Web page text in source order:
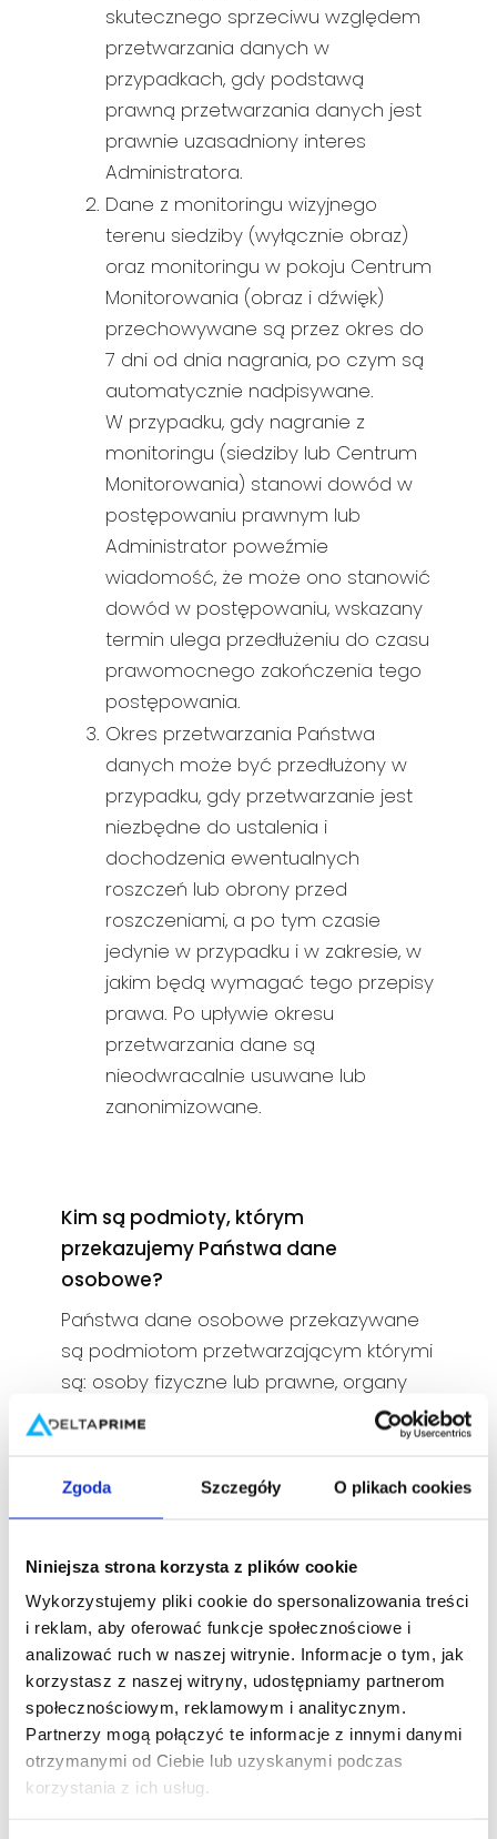
Zgoda Szczegóły O plikach cookies
Niniejsza strona korzysta z plików cookie
Wykorzystujemy pliki cookie do spersonalizowania treści
i reklam, aby oferować funkcje społecznościowe i
analizować ruch w naszej witrynie. Informacje o tym, jak
korzystasz z naszej witryny, udostępniamy partnerom
społecznościowym, reklamowym i analitycznym.
Partnerzy mogą połączyć te informacje z innymi danymi
otrzymanymi od Ciebie lub uzyskanymi podczas
korzystania z ich usług.
skutecznego sprzeciwu względem
przetwarzania danych w
przypadkach, gdy podstawą
prawną przetwarzania danych jest
prawnie uzasadniony interes
Administratora.
Dane z monitoringu wizyjnego
terenu siedziby (wyłącznie obraz)
oraz monitoringu w pokoju Centrum
Monitorowania (obraz i dźwięk)
przechowywane są przez okres do
7 dni od dnia nagrania, po czym są
automatycznie nadpisywane.
W przypadku, gdy nagranie z
monitoringu (siedziby lub Centrum
Monitorowania) stanowi dowód w
postępowaniu prawnym lub
Administrator poweźmie
wiadomość, że może ono stanowić
dowód w postępowaniu, wskazany
termin ulega przedłużeniu do czasu
prawomocnego zakończenia tego
postępowania.
Okres przetwarzania Państwa
danych może być przedłużony w
przypadku, gdy przetwarzanie jest
niezbędne do ustalenia i
dochodzenia ewentualnych
roszczeń lub obrony przed
roszczeniami, a po tym czasie
jedynie w przypadku i w zakresie, w
jakim będą wymagać tego przepisy
prawa. Po upływie okresu
przetwarzania dane są
nieodwracalnie usuwane lub
zanonimizowane.
Kim są podmioty, którym
przekazujemy Państwa dane
osobowe?
Państwa dane osobowe przekazywane
są podmiotom przetwarzającym którymi
są: osoby fizyczne lub prawne, organy
publiczne, jednostki lub inne podmioty,
imieniu Administratora. Podmiotami
przetwarzającymi Państwa dane
Organy władzy publicznej w
zakresie, w jakim są one uprawnione
do ich otrzymywania na podstawie
obowiązujących przepisów prawa,
Podmioty przetwarzające Państwa
dane na podstawie zawartych z
Administratorem umów